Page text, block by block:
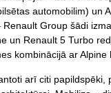
automobilim) un
Group šādi
un Renault 5 Turbo
kombinācijā ar Alpine
arī citi